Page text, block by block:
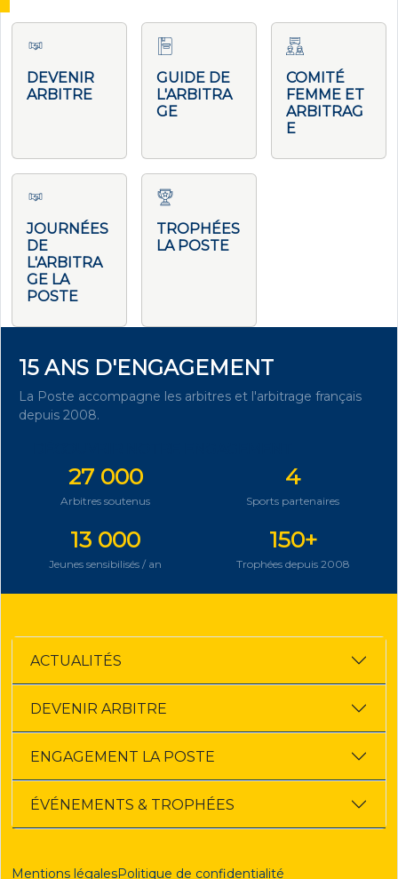
DEVENIR
ARBITRE
GUIDE DE
L'ARBITRA
GE
COMITÉ
FEMME ET
ARBITRAG
E
JOURNÉES
DE
L'ARBITRA
GE LA
POSTE
TROPHÉES
LA POSTE
15 ANS D'ENGAGEMENT
La Poste accompagne les arbitres et l'arbitrage français
depuis 2008.
27 000
Arbitres soutenus
4
Sports partenaires
13 000
Jeunes sensibilisés / an
150+
Trophées depuis 2008
ACTUALITÉS
DEVENIR ARBITRE
ENGAGEMENT LA POSTE
ÉVÉNEMENTS & TROPHÉES
Mentions légalesPolitique de confidentialité